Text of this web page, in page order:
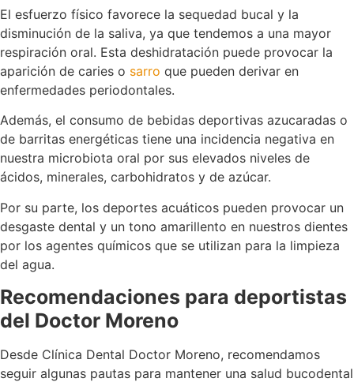
El esfuerzo físico favorece la sequedad bucal y la
disminución de la saliva, ya que tendemos a una mayor
respiración oral. Esta deshidratación puede provocar la
aparición de caries o sarro que pueden derivar en
enfermedades periodontales.
Además, el consumo de bebidas deportivas azucaradas o
de barritas energéticas tiene una incidencia negativa en
nuestra microbiota oral por sus elevados niveles de
ácidos, minerales, carbohidratos y de azúcar.
Por su parte, los deportes acuáticos pueden provocar un
desgaste dental y un tono amarillento en nuestros dientes
por los agentes químicos que se utilizan para la limpieza
del agua.
Recomendaciones para deportistas
del Doctor Moreno
Desde Clínica Dental Doctor Moreno, recomendamos
seguir algunas pautas para mantener una salud bucodental